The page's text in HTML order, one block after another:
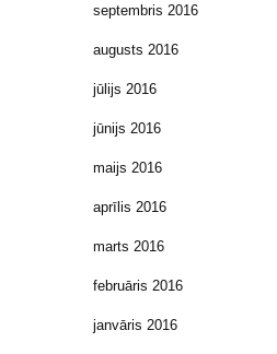
septembris 2016
augusts 2016
jūlijs 2016
jūnijs 2016
maijs 2016
aprīlis 2016
marts 2016
februāris 2016
janvāris 2016